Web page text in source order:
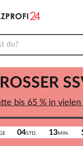
04STD. 13MIN.
bis 65 % in